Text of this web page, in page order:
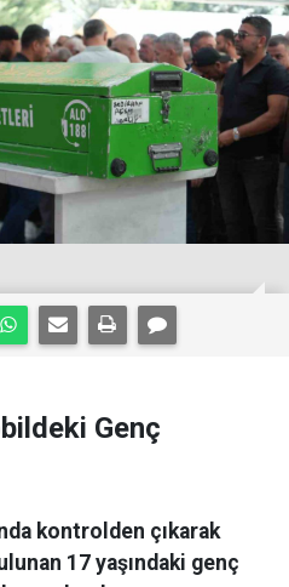
Genç
kontrolden çıkarak
17 yaşındaki genç